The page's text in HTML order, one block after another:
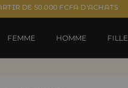
DE 50.000 FCFA D'ACHATS
FEMME HOMME FILLE